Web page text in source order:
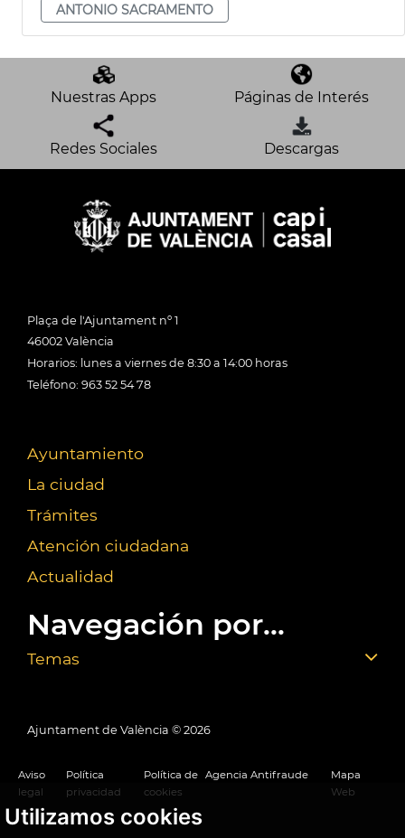
Utilizamos cookies
ANTONIO SACRAMENTO
Nuestras Apps Páginas de Interés
Redes Sociales Descargas
Plaça de l'Ajuntament nº 1
46002 València
Horarios: lunes a viernes de 8:30 a 14:00 horas
Teléfono: 963 52 54 78
Ayuntamiento
La ciudad
Trámites
Atención ciudadana
Actualidad
Navegación por...
Temas
Ajuntament de València © 2026
Aviso
legal
Política
privacidad
Política de
cookies
Agencia Antifraude
Mapa
Web